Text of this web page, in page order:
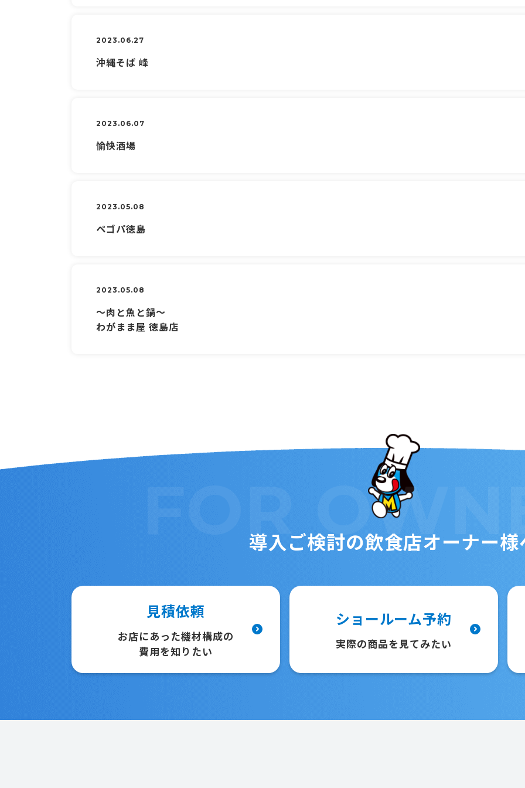
2023.06.27
沖縄そば 峰
2023.06.07
愉快酒場
2023.05.08
ペゴパ徳島
2023.05.08
～肉と魚と鍋～
わがまま屋 徳島店
導入ご検討の飲食店オーナー様
FOR
見積依頼
お店にあった機材構成の
費用を知りたい
ショールーム予約
実際の商品を見てみたい